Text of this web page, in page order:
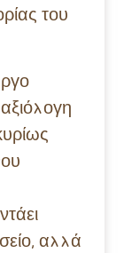
του
αλλά